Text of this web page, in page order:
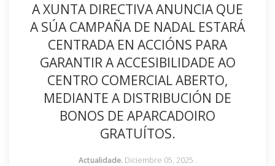
A XUNTA DIRECTIVA ANUNCIA QUE
A SÚA CAMPAÑA DE NADAL ESTARÁ
CENTRADA EN ACCIÓNS PARA
GARANTIR A ACCESIBILIDADE AO
CENTRO COMERCIAL ABERTO,
MEDIANTE A DISTRIBUCIÓN DE
BONOS DE APARCADOIRO
GRATUÍTOS.
Actualidade. Diciembre 05, 2025 .